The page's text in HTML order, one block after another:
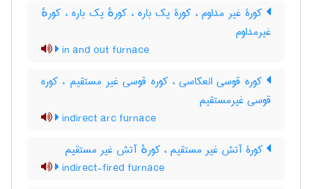
کورۀ غیر مداوم ، کورۀ یک باره ، کورهٔ یک باره ، کورهٔ
غیرمداوم
in and out furnace
کوره قوسی انعکاسی ، کوره قوسی غیر مستقیم ، کوره
قوسی غیرمستقیم
indirect arc furnace
کورۀ آتش غیر مستقیم ، کورهٔ آتش غیر مستقیم
indirect-fired furnace